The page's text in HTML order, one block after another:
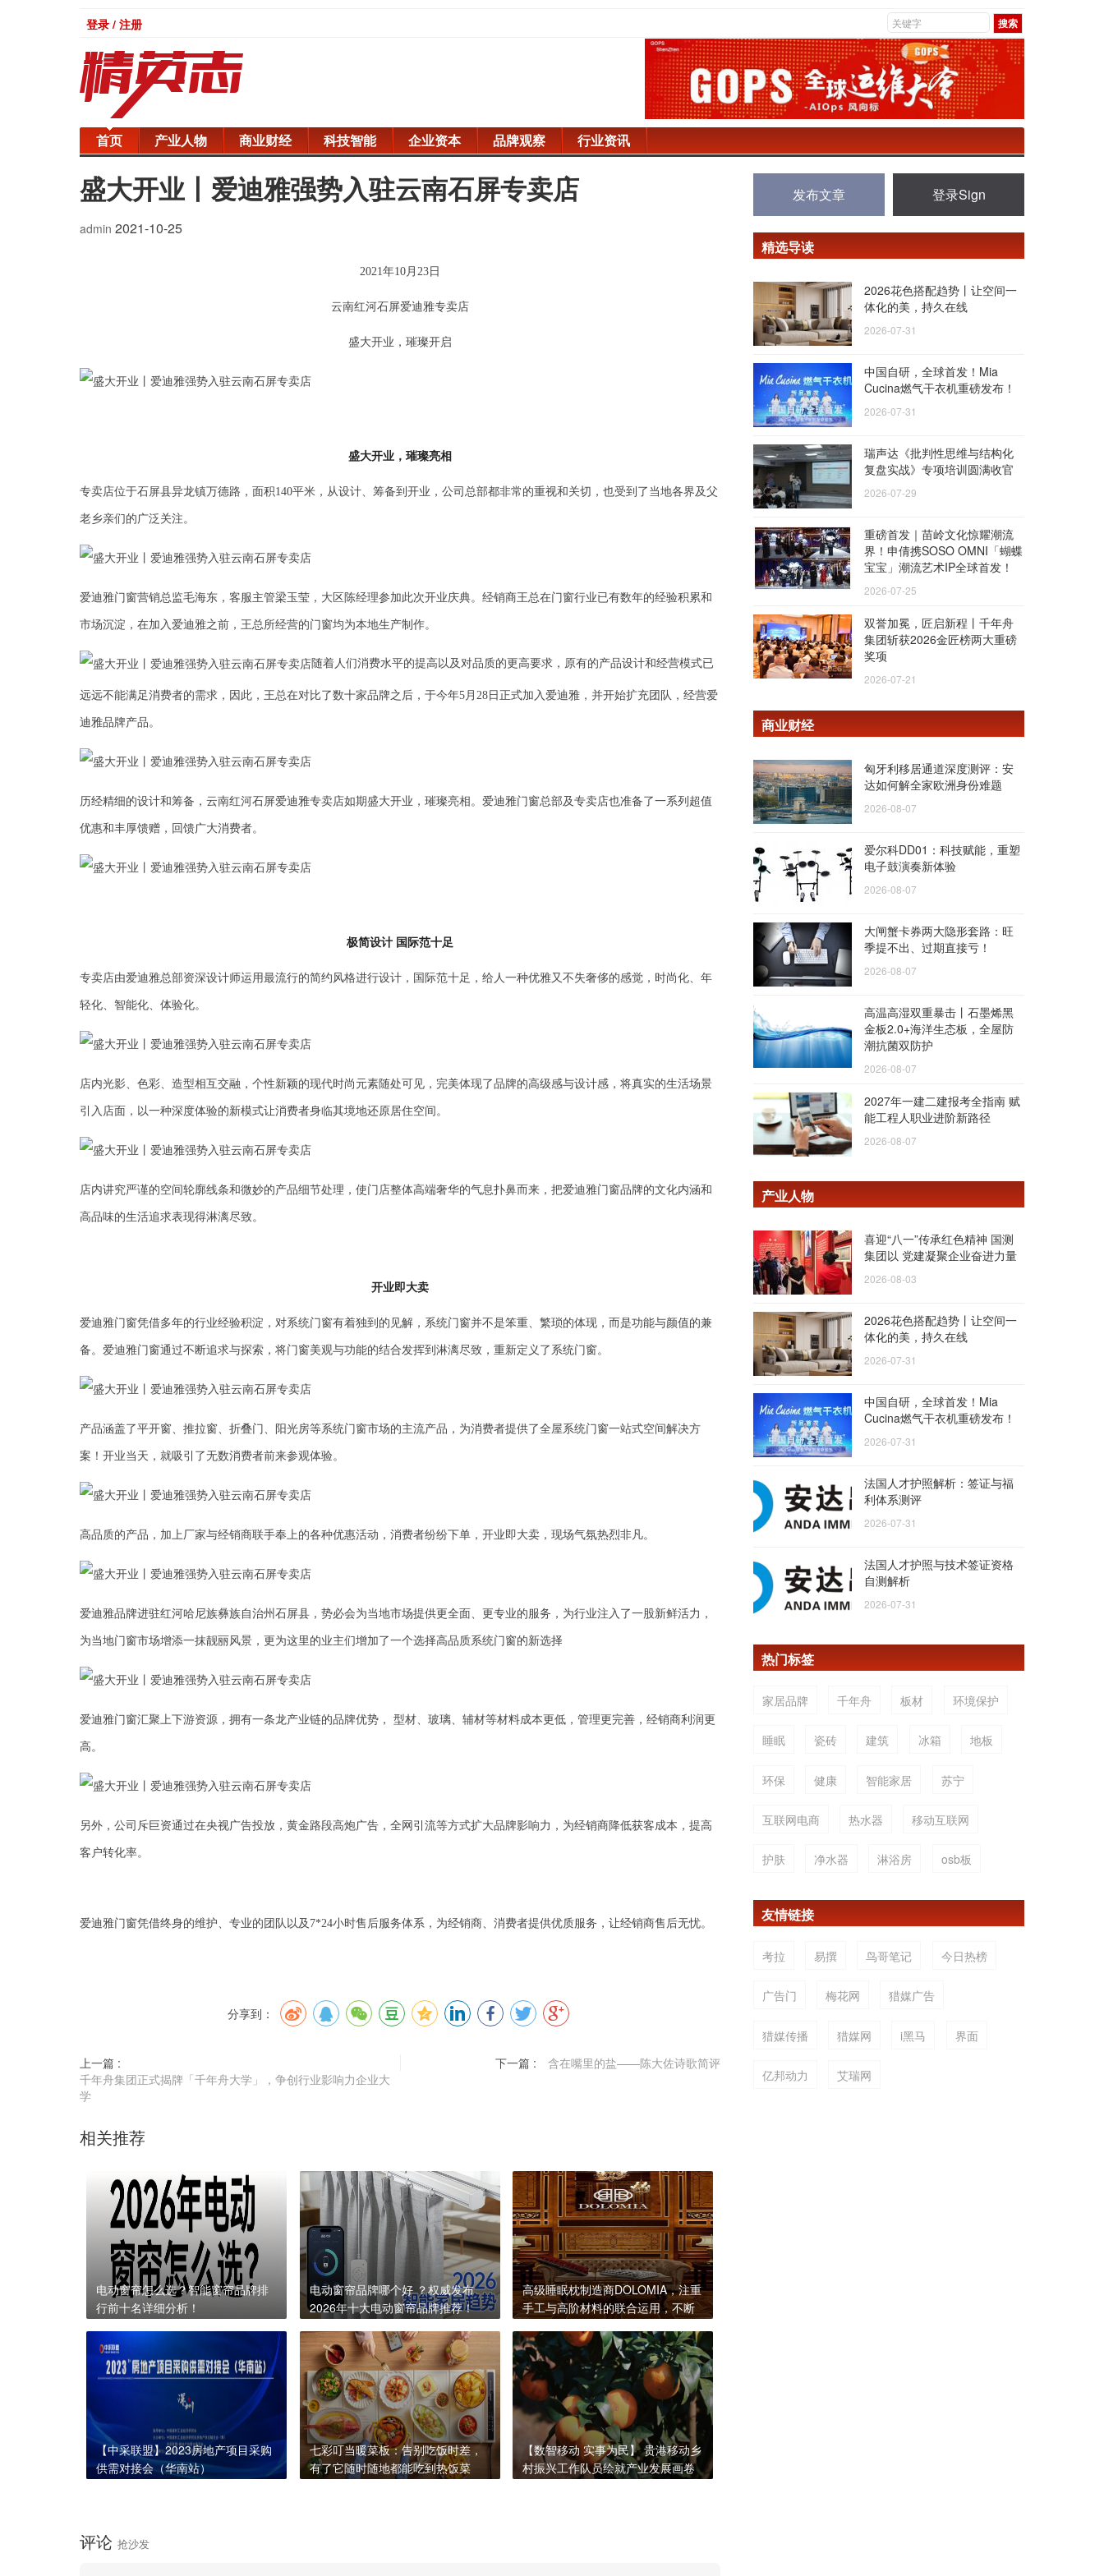
登录 / 注册
首页 产业人物 商业财经 科技智能 企业资本 品牌观察 行业资讯
盛大开业丨爱迪雅强势入驻云南石屏专卖店
admin 2021-10-25
2021年10月23日
云南红河石屏爱迪雅专卖店
盛大开业，璀璨开启
盛大开业，璀璨亮相
专卖店位于石屏县异龙镇万德路，面积140平米，从设计、筹备到开业，公司总部都非常的重视和关切，也受到了当地各界及父
老乡亲们的广泛关注。
爱迪雅门窗营销总监毛海东，客服主管梁玉莹，大区陈经理参加此次开业庆典。经销商王总在门窗行业已有数年的经验积累和
市场沉淀，在加入爱迪雅之前，王总所经营的门窗均为本地生产制作。
随着人们消费水平的提高以及对品质的更高要求，原有的产品设计和经营模式已
远远不能满足消费者的需求，因此，王总在对比了数十家品牌之后，于今年5月28日正式加入爱迪雅，并开始扩充团队，经营爱
迪雅品牌产品。
历经精细的设计和筹备，云南红河石屏爱迪雅专卖店如期盛大开业，璀璨亮相。爱迪雅门窗总部及专卖店也准备了一系列超值
优惠和丰厚馈赠，回馈广大消费者。
极简设计 国际范十足
专卖店由爱迪雅总部资深设计师运用最流行的简约风格进行设计，国际范十足，给人一种优雅又不失奢侈的感觉，时尚化、年
轻化、智能化、体验化。
店内光影、色彩、造型相互交融，个性新颖的现代时尚元素随处可见，完美体现了品牌的高级感与设计感，将真实的生活场景
引入店面，以一种深度体验的新模式让消费者身临其境地还原居住空间。
店内讲究严谨的空间轮廓线条和微妙的产品细节处理，使门店整体高端奢华的气息扑鼻而来，把爱迪雅门窗品牌的文化内涵和
高品味的生活追求表现得淋漓尽致。
开业即大卖
爱迪雅门窗凭借多年的行业经验积淀，对系统门窗有着独到的见解，系统门窗并不是笨重、繁琐的体现，而是功能与颜值的兼
备。爱迪雅门窗通过不断追求与探索，将门窗美观与功能的结合发挥到淋漓尽致，重新定义了系统门窗。
产品涵盖了平开窗、推拉窗、折叠门、阳光房等系统门窗市场的主流产品，为消费者提供了全屋系统门窗一站式空间解决方
案！开业当天，就吸引了无数消费者前来参观体验。
高品质的产品，加上厂家与经销商联手奉上的各种优惠活动，消费者纷纷下单，开业即大卖，现场气氛热烈非凡。
爱迪雅品牌进驻红河哈尼族彝族自治州石屏县，势必会为当地市场提供更全面、更专业的服务，为行业注入了一股新鲜活力，
为当地门窗市场增添一抹靓丽风景，更为这里的业主们增加了一个选择高品质系统门窗的新选择
爱迪雅门窗汇聚上下游资源，拥有一条龙产业链的品牌优势， 型材、玻璃、辅材等材料成本更低，管理更完善，经销商利润更
高。
另外，公司斥巨资通过在央视广告投放，黄金路段高炮广告，全网引流等方式扩大品牌影响力，为经销商降低获客成本，提高
客户转化率。
爱迪雅门窗凭借终身的维护、专业的团队以及7*24小时售后服务体系，为经销商、消费者提供优质服务，让经销商售后无忧。
分享到：
上一篇 :
千年舟集团正式揭牌「千年舟大学」，争创行业影响力企业大
学
下一篇 : 含在嘴里的盐——陈大佐诗歌简评
相关推荐
电动窗帘怎么选？智能窗帘品牌排
行前十名详细分析！
电动窗帘品牌哪个好 ？权威发布
2026年十大电动窗帘品牌推荐！
高级睡眠枕制造商DOLOMIA，注重
手工与高阶材料的联合运用，不断
【中采联盟】2023房地产项目采购
供需对接会（华南站）
七彩叮当暖菜板：告别吃饭时差，
有了它随时随地都能吃到热饭菜
【数智移动 实事为民】 贵港移动乡
村振兴工作队员绘就产业发展画卷
评论 抢沙发
发布文章 登录Sign
精选导读
2026花色搭配趋势丨让空间一
体化的美，持久在线
2026-07-31
中国自研，全球首发！Mia
Cucina燃气干衣机重磅发布！
2026-07-31
瑞声达《批判性思维与结构化
复盘实战》专项培训圆满收官
2026-07-29
重磅首发｜苗岭文化惊耀潮流
界！申倩携SOSO OMNI「蝴蝶
宝宝」潮流艺术IP全球首发！
2026-07-25
双誉加冕，匠启新程丨千年舟
集团斩获2026金匠榜两大重磅
奖项
2026-07-21
商业财经
匈牙利移居通道深度测评：安
达如何解全家欧洲身份难题
2026-08-07
爱尔科DD01：科技赋能，重塑
电子鼓演奏新体验
2026-08-07
大闸蟹卡券两大隐形套路：旺
季提不出、过期直接亏！
2026-08-07
高温高湿双重暴击丨石墨烯黑
金板2.0+海洋生态板，全屋防
潮抗菌双防护
2026-08-07
2027年一建二建报考全指南 赋
能工程人职业进阶新路径
2026-08-07
产业人物
喜迎“八一”传承红色精神 国测
集团以 党建凝聚企业奋进力量
2026-08-03
2026花色搭配趋势丨让空间一
体化的美，持久在线
2026-07-31
中国自研，全球首发！Mia
Cucina燃气干衣机重磅发布！
2026-07-31
法国人才护照解析：签证与福
利体系测评
2026-07-31
法国人才护照与技术签证资格
自测解析
2026-07-31
热门标签
家居品牌 千年舟 板材 环境保护
睡眠 瓷砖 建筑 冰箱 地板
环保 健康 智能家居 苏宁
互联网电商 热水器 移动互联网
护肤 净水器 淋浴房 osb板
友情链接
考拉 易撰 鸟哥笔记 今日热榜
广告门 梅花网 猎媒广告
猎媒传播 猎媒网 i黑马 界面
亿邦动力 艾瑞网